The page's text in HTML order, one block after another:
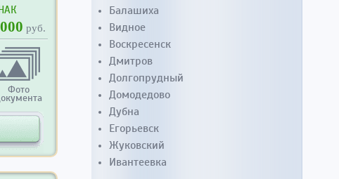
руб.
Фото
Балашиха
Видное
Воскресенск
Дмитров
Долгопрудный
Домодедово
Дубна
Егорьевск
Жуковский
Ивантеевка